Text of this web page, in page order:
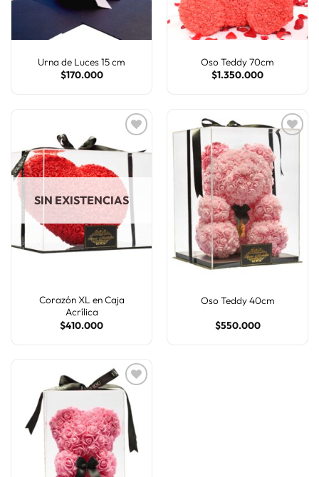
Urna de Luces 15 cm
$170.000
Oso Teddy 70cm
$1.350.000
AÑADIR
A LA
LISTA
DESEOS
SIN EXISTENCIAS
Corazón XL en Caja
Acrílica
$410.000
AÑADIR
A LA
LISTA
DE
DESEOS
Oso Teddy 40cm
$550.000
AÑADIR
A LA
LISTA
DE
DESEOS